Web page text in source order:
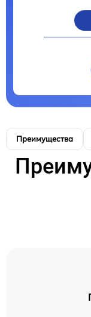
Преимущества